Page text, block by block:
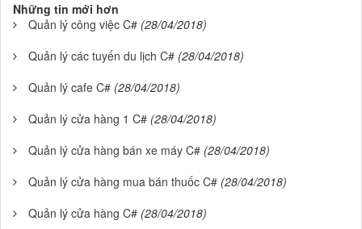
Những tin mới hơn
Quản lý công việc C# (28/04/2018)
Quản lý các tuyến du lịch C# (28/04/2018)
Quản lý cafe C# (28/04/2018)
Quản lý cửa hàng 1 C# (28/04/2018)
Quản lý cửa hàng bán xe máy C# (28/04/2018)
Quản lý cửa hàng mua bán thuốc C# (28/04/2018)
Quản lý cửa hàng C# (28/04/2018)